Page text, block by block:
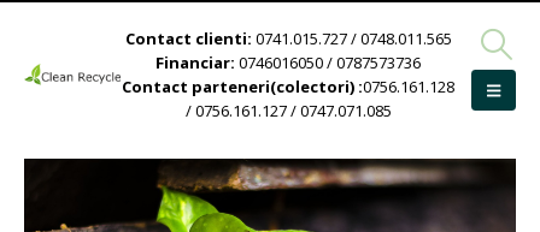
Contact clienti: 0741.015.727 / 0748.011.565
Financiar: 0746016050 / 0787573736
Contact parteneri(colectori) :0756.161.128
/ 0756.161.127 / 0747.071.085